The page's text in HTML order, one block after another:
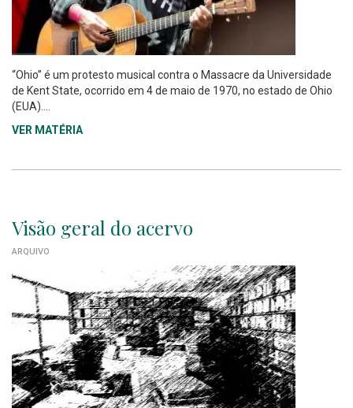
“Ohio” é um protesto musical contra o Massacre da Universidade
de Kent State, ocorrido em 4 de maio de 1970, no estado de Ohio
(EUA)....
VER MATÉRIA
Visão geral do acervo
ARQUIVO